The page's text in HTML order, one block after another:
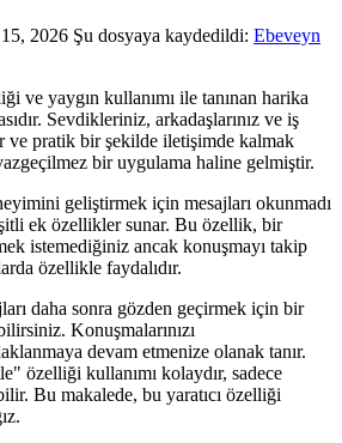
2026 Şu dosyaya kaydedildi: Ebeveyn
ve yaygın kullanımı ile tanınan harika
Sevdikleriniz, arkadaşlarınız ve iş
ve pratik bir şekilde iletişimde kalmak
bir uygulama haline gelmiştir.
geliştirmek için mesajları okunmadı
ek özellikler sunar. Bu özellik, bir
istemediğiniz ancak konuşmayı takip
özellikle faydalıdır.
daha sonra gözden geçirmek için bir
Konuşmalarınızı
devam etmenize olanak tanır.
özelliği kullanımı kolaydır, sadece
Bu makalede, bu yaratıcı özelliği